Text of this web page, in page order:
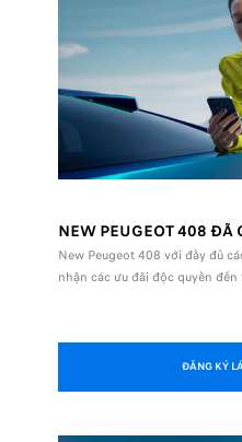
NEW PEUGEOT 408 ĐÃ
New Peugeot 408 với đầy đủ
nhận các ưu đãi độc quyền
ĐĂNG KÝ